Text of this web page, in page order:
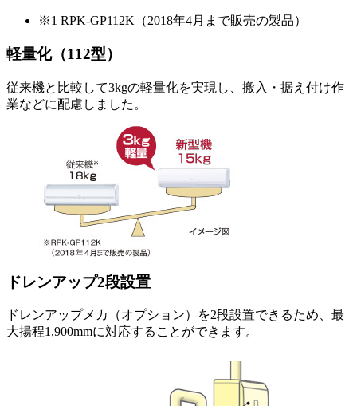
※1 RPK-GP112K（2018年4月まで販売の製品）
軽量化（112型）
従来機と比較して3kgの軽量化を実現し、搬入・据え付け作
業などに配慮しました。
ドレンアップ2段設置
ドレンアップメカ（オプション）を2段設置できるため、最
大揚程1,900mmに対応することができます。